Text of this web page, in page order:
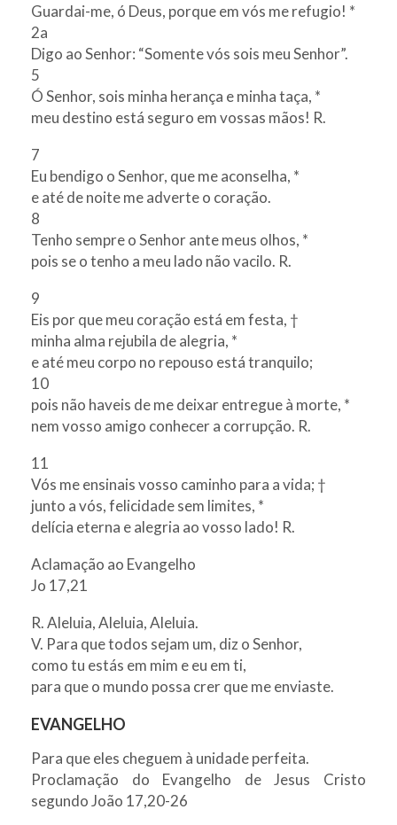
Guardai-me, ó Deus, porque em vós me refugio! *
2a
Digo ao Senhor: “Somente vós sois meu Senhor”.
5
Ó Senhor, sois minha herança e minha taça, *
meu destino está seguro em vossas mãos! R.
7
Eu bendigo o Senhor, que me aconselha, *
e até de noite me adverte o coração.
8
Tenho sempre o Senhor ante meus olhos, *
pois se o tenho a meu lado não vacilo. R.
9
Eis por que meu coração está em festa, †
minha alma rejubila de alegria, *
e até meu corpo no repouso está tranquilo;
10
pois não haveis de me deixar entregue à morte, *
nem vosso amigo conhecer a corrupção. R.
11
Vós me ensinais vosso caminho para a vida; †
junto a vós, felicidade sem limites, *
delícia eterna e alegria ao vosso lado! R.
Aclamação ao Evangelho
Jo 17,21
R. Aleluia, Aleluia, Aleluia.
V. Para que todos sejam um, diz o Senhor,
como tu estás em mim e eu em ti,
para que o mundo possa crer que me enviaste.
EVANGELHO
Para que eles cheguem à unidade perfeita.
Proclamação do Evangelho de Jesus Cristo
segundo João 17,20-26